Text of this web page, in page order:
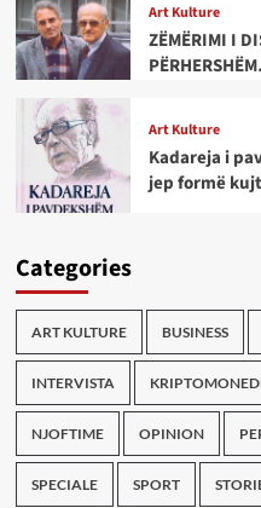
Art Kulture
ZËMËRIMI I
Art Kulture
Kadareja i
jep formë
Categories
ART KULTURE BUSINESS
INTERVISTA
NJOFTIME OPINION
SPECIALE SPORT